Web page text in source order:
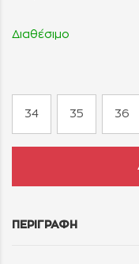
Διαθέσιμο
34 35 36
ΠΕΡΙΓΡΑΦΗ